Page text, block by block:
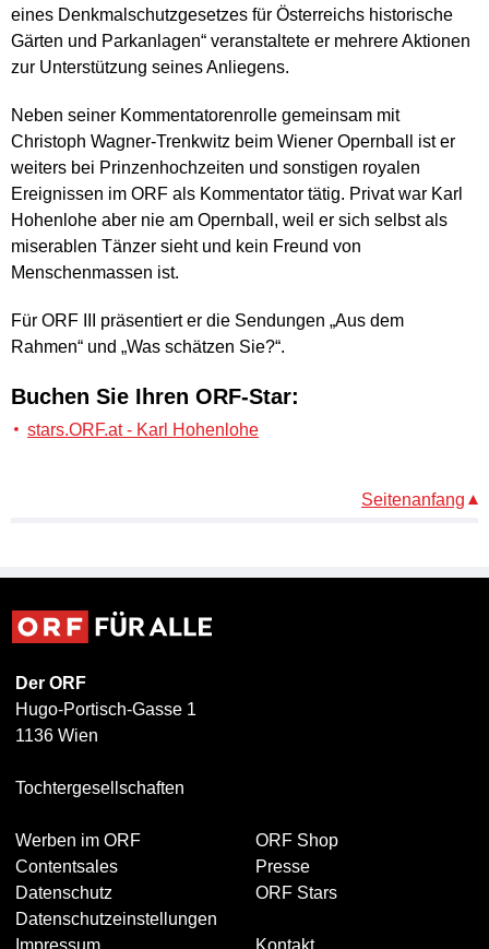
eines Denkmalschutzgesetzes für Österreichs historische
Gärten und Parkanlagen“ veranstaltete er mehrere Aktionen
zur Unterstützung seines Anliegens.
Neben seiner Kommentatorenrolle gemeinsam mit
Christoph Wagner-Trenkwitz beim Wiener Opernball ist er
weiters bei Prinzenhochzeiten und sonstigen royalen
Ereignissen im ORF als Kommentator tätig. Privat war Karl
Hohenlohe aber nie am Opernball, weil er sich selbst als
miserablen Tänzer sieht und kein Freund von
Menschenmassen ist.
Für ORF III präsentiert er die Sendungen „Aus dem
Rahmen“ und „Was schätzen Sie?“.
Buchen Sie Ihren ORF-Star:
stars.ORF.at - Karl Hohenlohe
Seitenanfang
Der ORF
Hugo-Portisch-Gasse 1
1136 Wien
Tochtergesellschaften
Werben im ORF
Contentsales
Datenschutz
Datenschutzeinstellungen
ORF Shop
Presse
ORF Stars